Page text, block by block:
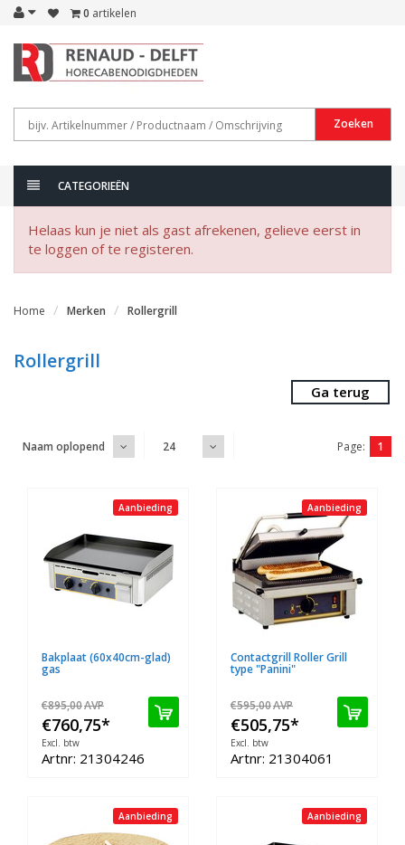
0 artikelen
Zoeken
CATEGORIEËN
Helaas kun je niet als gast afrekenen, gelieve eerst in
te loggen of te registeren.
Home Merken Rollergrill
Rollergrill
Ga terug
Naam oplopend 24 Page: 1
Aanbieding
Bakplaat (60x40cm-glad)
gas
€895,00AVP
€760,75*
Excl. btw
Artnr: 21304246
Aanbieding
Contactgrill Roller Grill
type "Panini"
€595,00AVP
€505,75*
Excl. btw
Artnr: 21304061
Aanbieding Aanbieding